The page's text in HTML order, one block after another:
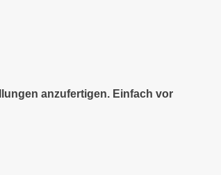
anzufertigen. Einfach vor